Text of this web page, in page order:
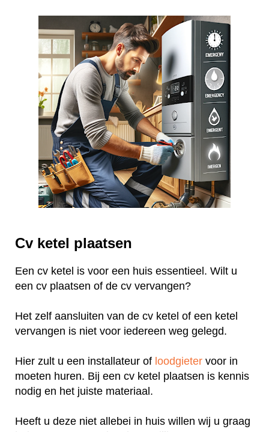
Cv ketel plaatsen
Een cv ketel is voor een huis essentieel. Wilt u
een cv plaatsen of de cv vervangen?
Het zelf aansluiten van de cv ketel of een ketel
vervangen is niet voor iedereen weg gelegd.
Hier zult u een installateur of loodgieter voor in
moeten huren. Bij een cv ketel plaatsen is kennis
nodig en het juiste materiaal.
Heeft u deze niet allebei in huis willen wij u graag